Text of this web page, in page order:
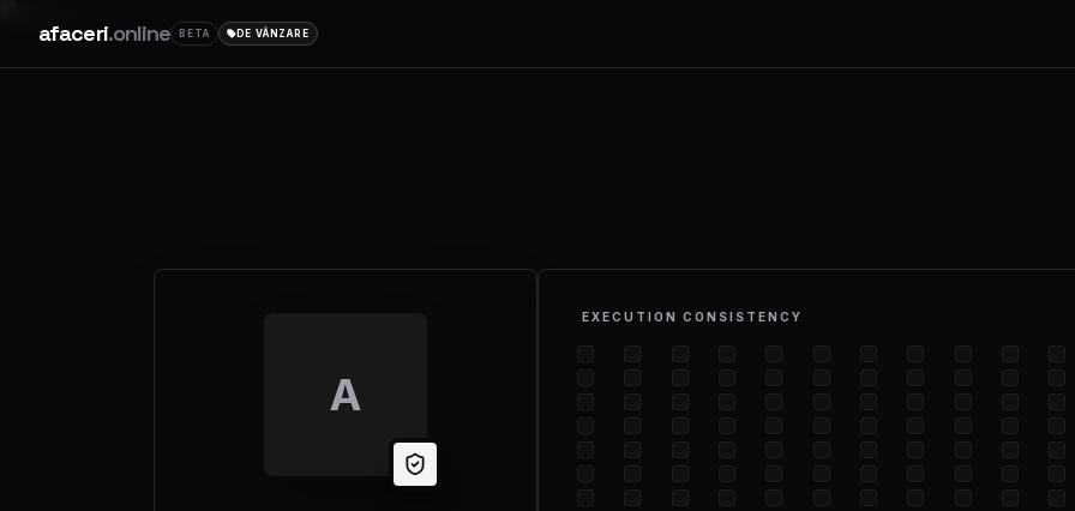
afaceri.online BETA DE VÂNZARE
A
EXECUTION CONSISTENCY